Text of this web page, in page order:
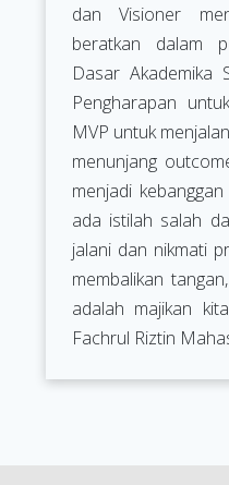
dan Visioner
beratkan dalam
Dasar
Pengharapan
MVP untuk
menunjang
menjadi
ada istilah salah
jalani dan nikmati
membalikan
adalah majikan
Fachrul Riztin